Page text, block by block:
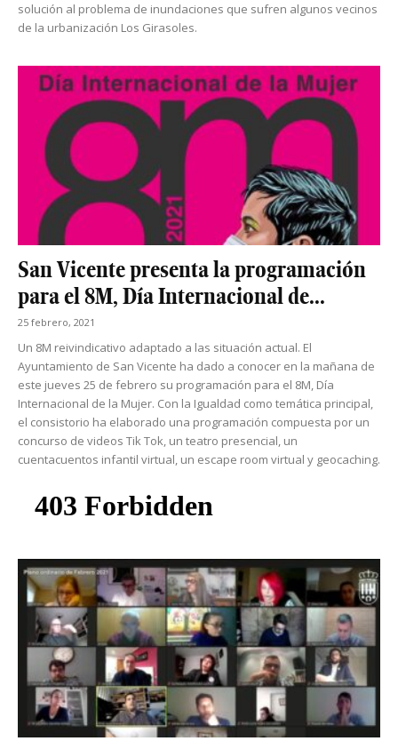
solución al problema de inundaciones que sufren algunos vecinos
de la urbanización Los Girasoles.
San Vicente presenta la programación
para el 8M, Día Internacional de...
25 febrero, 2021
Un 8M reivindicativo adaptado a las situación actual. El
Ayuntamiento de San Vicente ha dado a conocer en la mañana de
este jueves 25 de febrero su programación para el 8M, Día
Internacional de la Mujer. Con la Igualdad como temática principal,
el consistorio ha elaborado una programación compuesta por un
concurso de videos Tik Tok, un teatro presencial, un
cuentacuentos infantil virtual, un escape room virtual y geocaching.